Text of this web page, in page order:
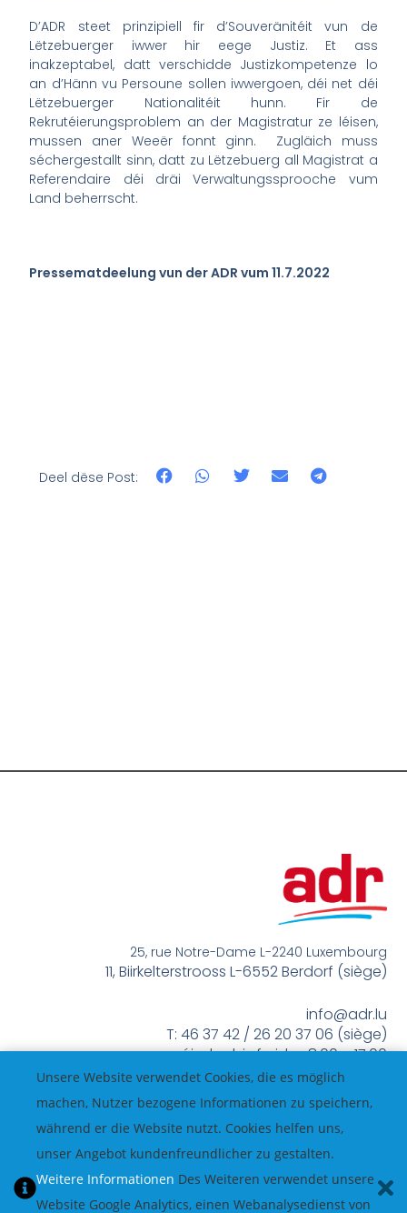
D’ADR steet prinzipiell fir d’Souveränitéit vun de
Lëtzebuerger iwwer hir eege Justiz. Et ass
inakzeptabel, datt verschidde Justizkompetenze lo
an d’Hänn vu Persoune sollen iwwergoen, déi net déi
Lëtzebuerger Nationalitéit hunn. Fir de
Rekrutéierungsproblem an der Magistratur ze léisen,
mussen aner Weeër fonnt ginn. Zugläich muss
séchergestallt sinn, datt zu Lëtzebuerg all Magistrat a
Referendaire déi dräi Verwaltungssprooche vum
Land beherrscht.
Pressematdeelung vun der ADR vum 11.7.2022
Deel dëse Post:
25, rue Notre-Dame L-2240 Luxembourg
11, Biirkelterstrooss L-6552 Berdorf (siège)
info@adr.lu
T: 46 37 42 / 26 20 37 06 (siège)
méindes bis freides 8:00 – 17:00
Unsere Website verwendet Cookies, die es möglich
machen, Nutzer bezogene Informationen zu speichern,
während er die Website nutzt. Cookies helfen uns,
unser Angebot kundenfreundlicher zu gestalten.
Weitere Informationen Des Weiteren verwendet unsere
Website Google Analytics, einen Webanalysedienst von